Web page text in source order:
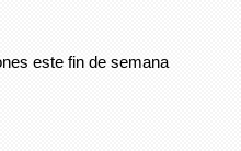
este fin de semana